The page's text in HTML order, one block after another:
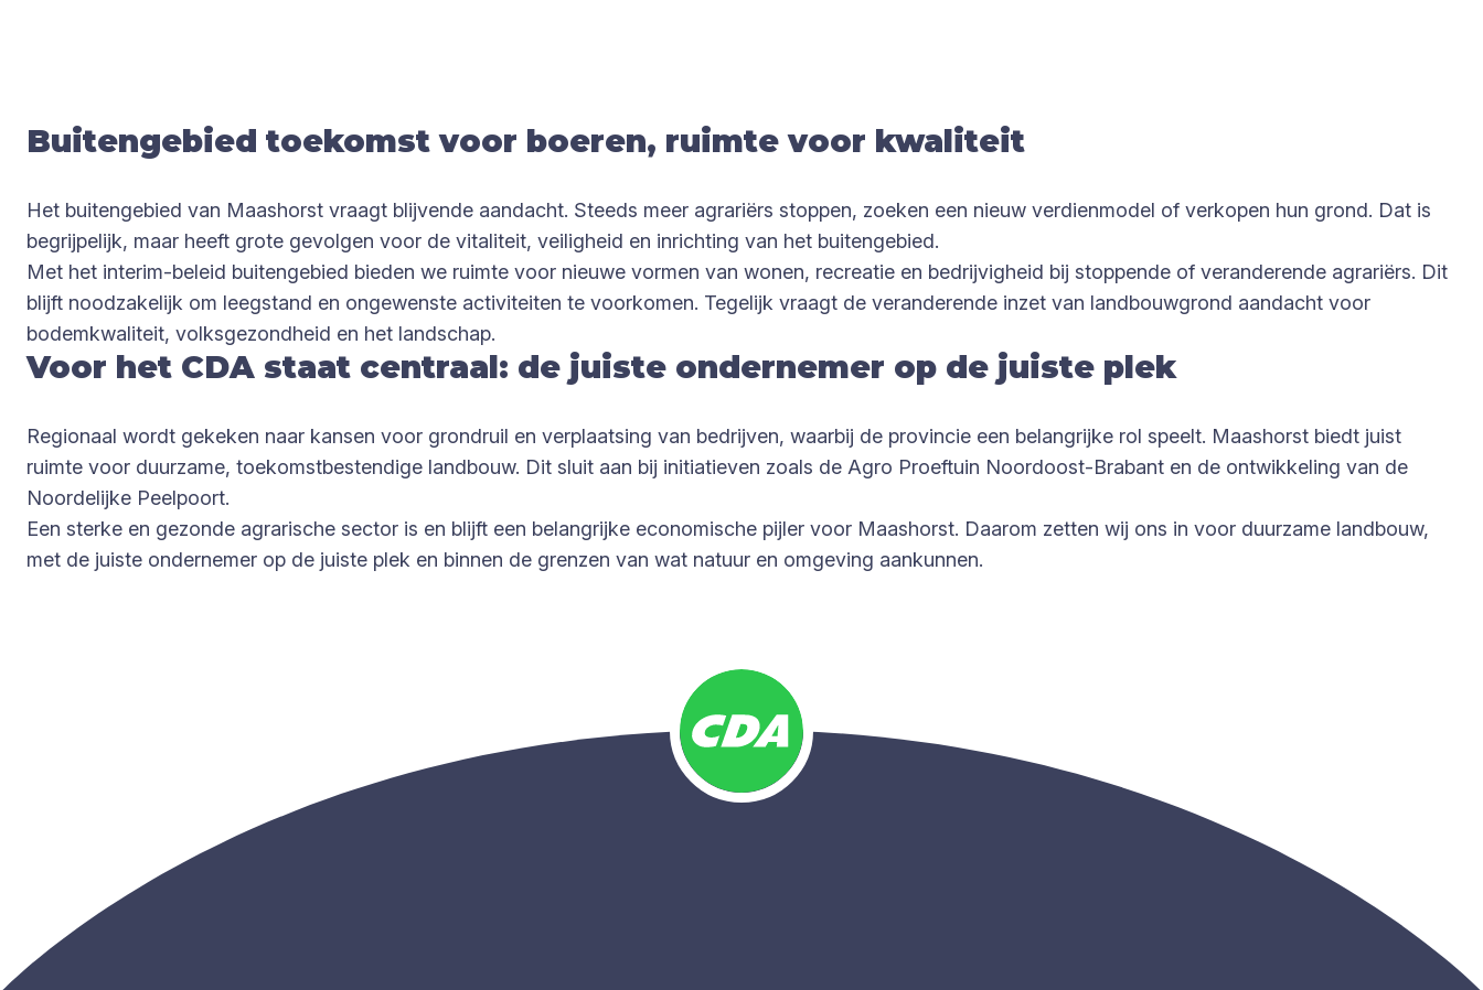
Bui­ten­ge­bied toe­komst voor boe­ren, ruim­te voor kwa­li­teit
Het buitengebied van Maashorst vraagt blijvende aandacht. Steeds meer agrariërs stoppen, zoeken een nieuw verdienmodel of verkopen hun grond. Dat is
begrijpelijk, maar heeft grote gevolgen voor de vitaliteit, veiligheid en inrichting van het buitengebied.
Met het interim-beleid buitengebied bieden we ruimte voor nieuwe vormen van wonen, recreatie en bedrijvigheid bij stoppende of veranderende agrariërs. Dit
blijft noodzakelijk om leegstand en ongewenste activiteiten te voorkomen. Tegelijk vraagt de veranderende inzet van landbouwgrond aandacht voor
bodemkwaliteit, volksgezondheid en het landschap.
Voor het CDA staat centraal: de juiste ondernemer op de juiste plek
Regionaal wordt gekeken naar kansen voor grondruil en verplaatsing van bedrijven, waarbij de provincie een belangrijke rol speelt. Maashorst biedt juist
ruimte voor duurzame, toekomstbestendige landbouw. Dit sluit aan bij initiatieven zoals de Agro Proeftuin Noordoost-Brabant en de ontwikkeling van de
Noordelijke Peelpoort.
Een sterke en gezonde agrarische sector is en blijft een belangrijke economische pijler voor Maashorst. Daarom zetten wij ons in voor duurzame landbouw,
met de juiste ondernemer op de juiste plek en binnen de grenzen van wat natuur en omgeving aankunnen.